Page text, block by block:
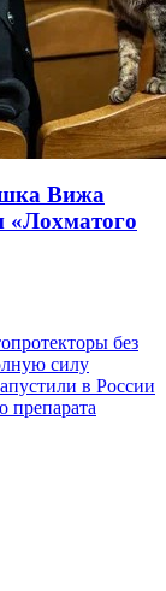
Вижа
«Лохматого
без
силу
в России
препарата